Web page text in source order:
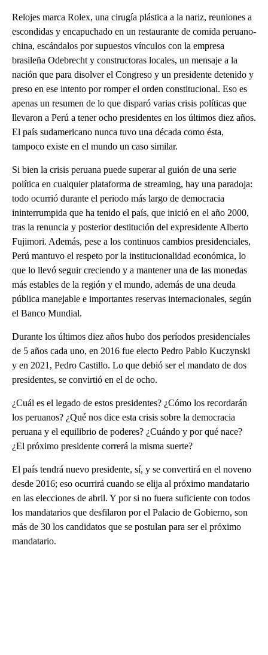
Relojes marca Rolex, una cirugía plástica a la nariz, reuniones a
escondidas y encapuchado en un restaurante de comida peruano-
china, escándalos por supuestos vínculos con la empresa
brasileña Odebrecht y constructoras locales, un mensaje a la
nación que para disolver el Congreso y un presidente detenido y
preso en ese intento por romper el orden constitucional. Eso es
apenas un resumen de lo que disparó varias crisis políticas que
llevaron a Perú a tener ocho presidentes en los últimos diez años.
El país sudamericano nunca tuvo una década como ésta,
tampoco existe en el mundo un caso similar.
Si bien la crisis peruana puede superar al guión de una serie
política en cualquier plataforma de streaming, hay una paradoja:
todo ocurrió durante el periodo más largo de democracia
ininterrumpida que ha tenido el país, que inició en el año 2000,
tras la renuncia y posterior destitución del expresidente Alberto
Fujimori. Además, pese a los continuos cambios presidenciales,
Perú mantuvo el respeto por la institucionalidad económica, lo
que lo llevó seguir creciendo y a mantener una de las monedas
más estables de la región y el mundo, además de una deuda
pública manejable e importantes reservas internacionales, según
el Banco Mundial.
Durante los últimos diez años hubo dos períodos presidenciales
de 5 años cada uno, en 2016 fue electo Pedro Pablo Kuczynski
y en 2021, Pedro Castillo. Lo que debió ser el mandato de dos
presidentes, se convirtió en el de ocho.
¿Cuál es el legado de estos presidentes? ¿Cómo los recordarán
los peruanos? ¿Qué nos dice esta crisis sobre la democracia
peruana y el equilibrio de poderes? ¿Cuándo y por qué nace?
¿El próximo presidente correrá la misma suerte?
El país tendrá nuevo presidente, sí, y se convertirá en el noveno
desde 2016; eso ocurrirá cuando se elija al próximo mandatario
en las elecciones de abril. Y por si no fuera suficiente con todos
los mandatarios que desfilaron por el Palacio de Gobierno, son
más de 30 los candidatos que se postulan para ser el próximo
mandatario.